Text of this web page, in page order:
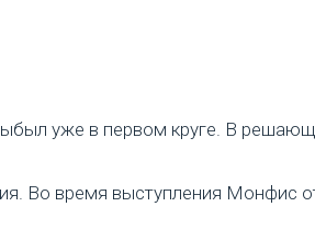
уже в первом круге. В
Во время выступления Монфис